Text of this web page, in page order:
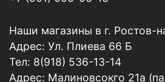
Меры предосторожности:
либо на поверхность кожи –
количеством воды. При
обратиться к врачу.
безопасности – используйте
Наши магазины в г. Ростов-
Адрес: Ул. Плиева 66 Б
Тел: 8(918) 536-13-14
Адрес: Малиновсокго 21а